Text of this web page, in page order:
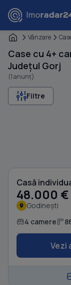
Vânzare
Case cu 4+
Județul Gorj
(1 anunț)
Filtre
48.000 €
Godinești
4 camere
Vezi